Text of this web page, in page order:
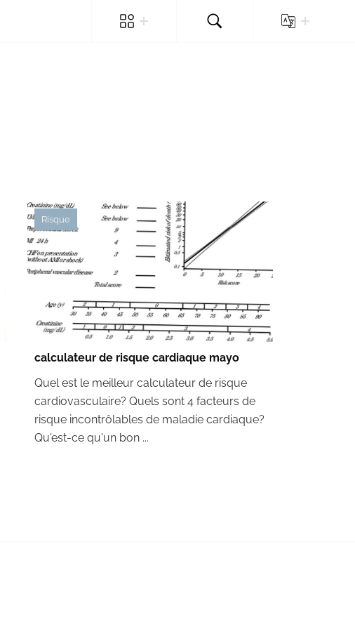
Risque
calculateur de risque cardiaque mayo
Quel est le meilleur calculateur de risque
cardiovasculaire? Quels sont 4 facteurs de
risque incontrôlables de maladie cardiaque?
Qu'est-ce qu'un bon ...